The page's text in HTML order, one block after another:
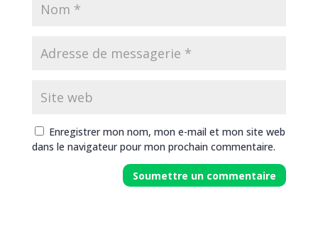
Enregistrer mon nom, mon e-mail et mon site web
dans le navigateur pour mon prochain commentaire.